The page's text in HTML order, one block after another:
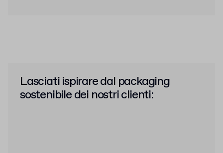
Lasciati ispirare dal packaging
sostenibile dei nostri clienti: